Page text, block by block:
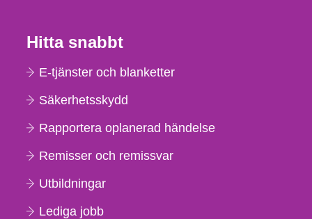
Hitta snabbt
E-tjänster och blanketter
Säkerhetsskydd
Rapportera oplanerad händelse
Remisser och remissvar
Utbildningar
Lediga jobb